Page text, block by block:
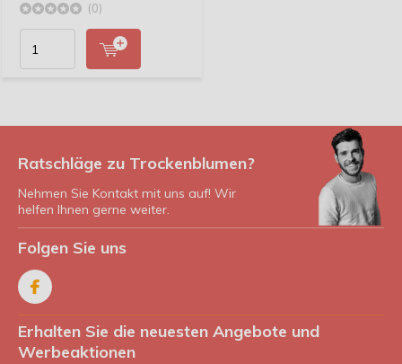
(0)
Ratschläge zu Trockenblumen?
Nehmen Sie Kontakt mit uns auf! Wir
helfen Ihnen gerne weiter.
Folgen Sie uns
Erhalten Sie die neuesten Angebote und
Werbeaktionen